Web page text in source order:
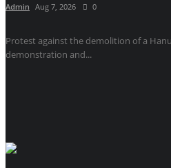
Admin Aug 7, 2026 0
Protest against the demolition of a
demonstration and...